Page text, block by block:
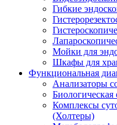
Гибкие
Мойки для
Шкафы для
Функциональная
Анализаторы
Комплексы
(Холтеры)